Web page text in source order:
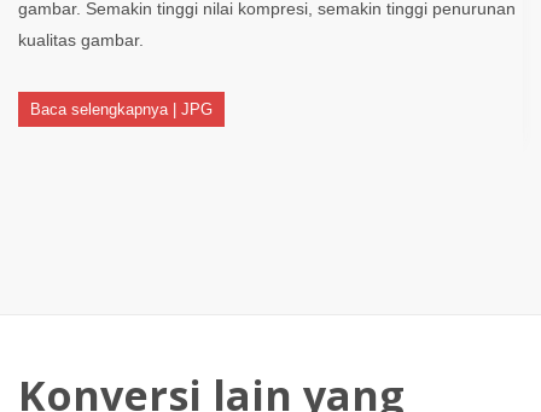
gambar. Semakin tinggi nilai kompresi, semakin tinggi penurunan
kualitas gambar.
Baca selengkapnya | JPG
Konversi lain yang